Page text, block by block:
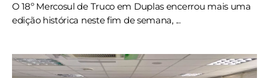
O 18º Mercosul de Truco em Duplas encerrou mais uma
edição histórica neste fim de semana, ...